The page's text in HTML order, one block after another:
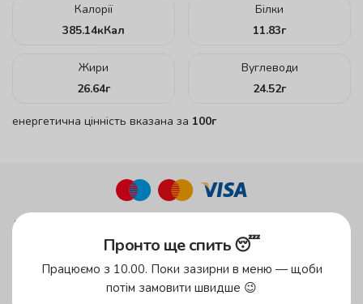
Калорії
385.14кКал
Білки
11.83г
Жири
26.64г
Вуглеводи
24.52г
енергетична цінність вказана за 100г
до 45 хвилин
до 59 хвилин
Пронто ще спить 😴
Працюємо з 10.00. Поки зазирни в меню — щоби
потім замовити швидше 😉